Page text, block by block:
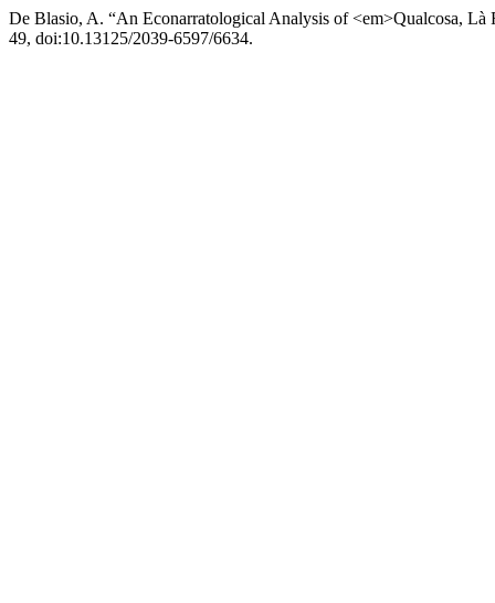
De Blasio, A. “An Econarratological Analysis of <em>Qualcosa,
49, doi:10.13125/2039-6597/6634.